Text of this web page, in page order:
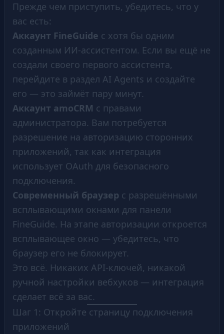
Прежде чем приступить, убедитесь, что у
вас есть:
Аккаунт FineGuide с хотя бы одним
созданным ИИ-ассистентом. Если вы ещё не
создали своего первого ассистента,
перейдите в раздел AI Agents и создайте
его — это займёт пару минут.
Аккаунт amoCRM с правами
администратора. Вам потребуется
разрешение на авторизацию сторонних
приложений, так как интеграция
использует OAuth для безопасного
подключения.
Современный браузер с разрешёнными
всплывающими окнами для панели
FineGuide. На этапе авторизации откроется
всплывающее окно — убедитесь, что
браузер его не блокирует.
Это всё. Никаких API-ключей, никакой
ручной настройки вебхуков — интеграция
сделает всё за вас.
Шаг 1: Откройте страницу подключения
приложений